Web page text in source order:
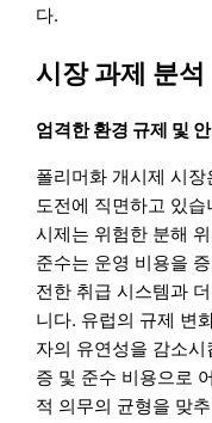
다.
시장 과제 분석
엄격한 환경 규제 및
폴리머화 개시제 시
도전에 직면하고 있
시제는 위험한 분해
준수는 운영 비용을
전한 취급 시스템과
니다. 유럽의 규제 변
자의 유연성을 감소
증 및 준수 비용으로
적 의무의 균형을 맞